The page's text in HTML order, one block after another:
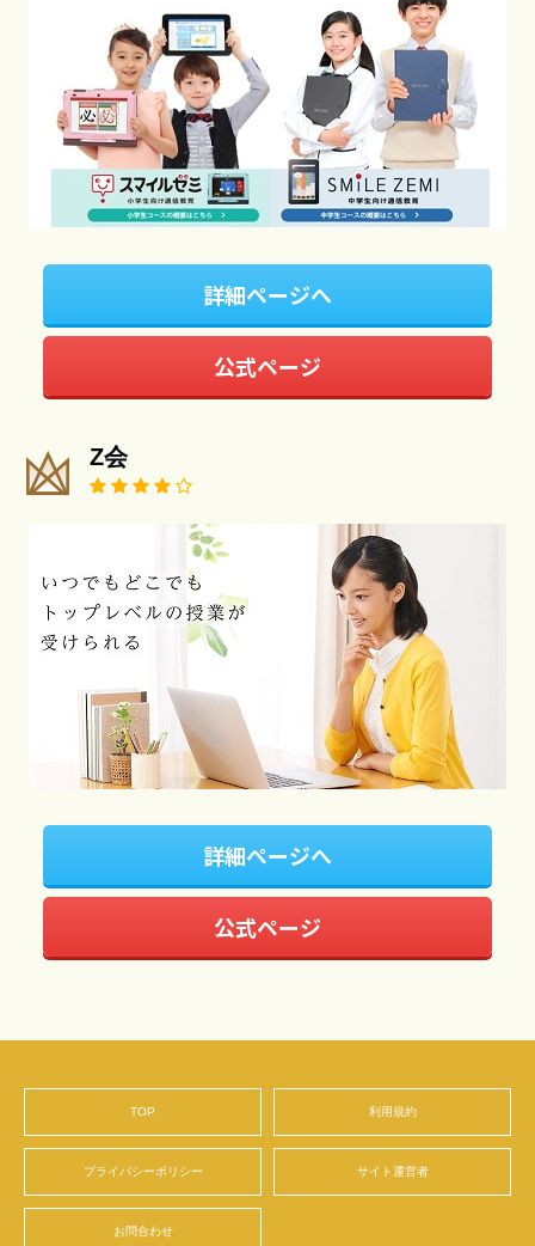
詳細ページへ
公式ページ
Z会
詳細ページへ
公式ページ
TOP 利用規約
プライバシーポリシー サイト運営者
お問合わせ